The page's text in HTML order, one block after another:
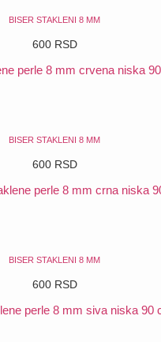
BISER STAKLENI 8 MM
600 RSD
perle 8 mm crvena niska
BISER STAKLENI 8 MM
600 RSD
perle 8 mm crna niska
BISER STAKLENI 8 MM
600 RSD
perle 8 mm siva niska 90